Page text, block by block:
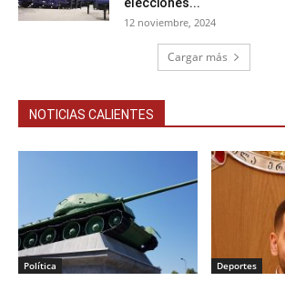
12 noviembre, 2024
Cargar más
NOTICIAS CALIENTES
Política Deportes